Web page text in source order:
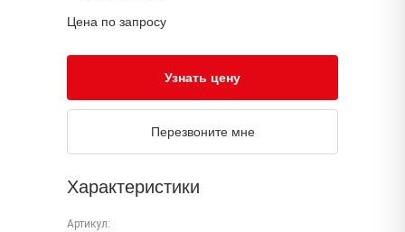
Цена по запросу
Узнать цену
Перезвоните мне
Характеристики
Артикул: